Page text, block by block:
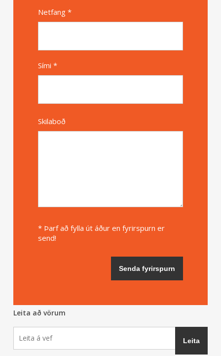
Netfang *
Sími *
Skilaboð
* Þarf að fylla út áður en fyrirspurn er
send!
Leita að vörum